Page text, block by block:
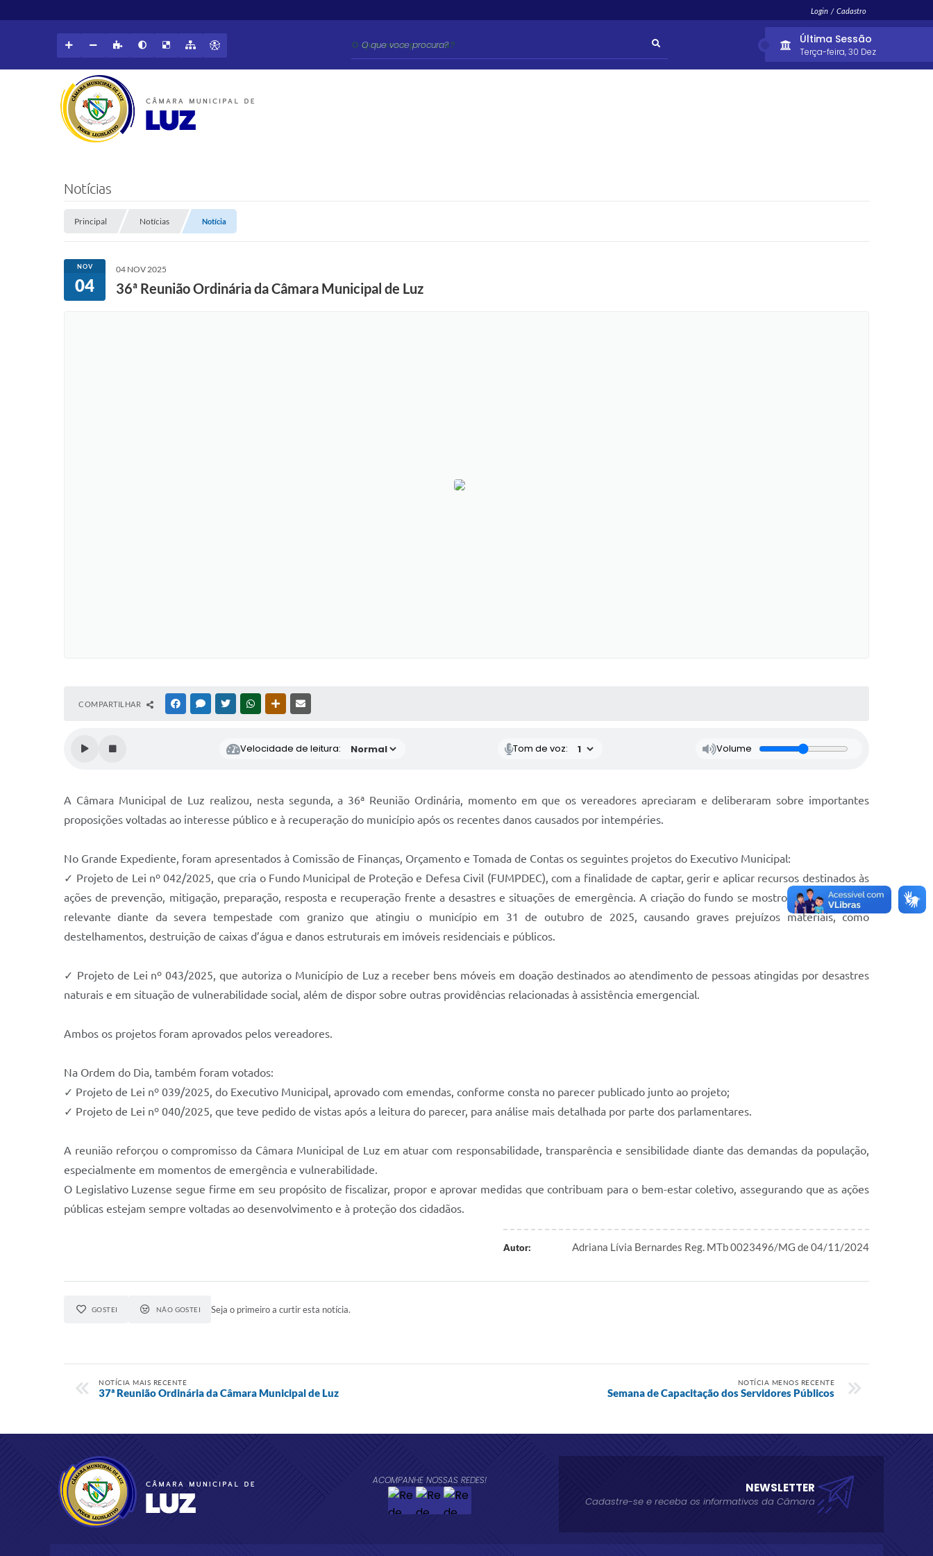
Login / Cadastro
O que voce procura? Última Sessão
Terça-feira 30 Dez
Notícias
Principal Notícias Notícia
NOV
04
04 NOV 2025
36ª Reunião Ordinária da Câmara Municipal de Luz
COMPARTILHAR FACEBOOKMESSENGER
TWITTERWHATSAPPOUTRAS MÍDIAS
Velocidade de leitura: Tom de voz: Volume
A Câmara Municipal de Luz realizou, nesta segunda, a 36ª Reunião Ordinária, momento em que os vereadores apreciaram e deliberaram sobre importantes
proposições voltadas ao interesse público e à recuperação do município após os recentes danos causados por intempéries.
No Grande Expediente, foram apresentados à Comissão de Finanças, Orçamento e Tomada de Contas os seguintes projetos do Executivo Municipal:
✓ Projeto de Lei nº 042/2025, que cria o Fundo Municipal de Proteção e Defesa Civil (FUMPDEC), com a finalidade de captar, gerir e aplicar recursos destinados às
ações de prevenção, mitigação, preparação, resposta e recuperação frente a desastres e situações de emergência. A criação do fundo se mostrou especialmente
relevante diante da severa tempestade com granizo que atingiu o município em 31 de outubro de 2025, causando graves prejuízos materiais, como
destelhamentos, destruição de caixas d’água e danos estruturais em imóveis residenciais e públicos.
✓ Projeto de Lei nº 043/2025, que autoriza o Município de Luz a receber bens móveis em doação destinados ao atendimento de pessoas atingidas por desastres
naturais e em situação de vulnerabilidade social, além de dispor sobre outras providências relacionadas à assistência emergencial.
Ambos os projetos foram aprovados pelos vereadores.
Na Ordem do Dia, também foram votados:
✓ Projeto de Lei nº 039/2025, do Executivo Municipal, aprovado com emendas, conforme consta no parecer publicado junto ao projeto;
✓ Projeto de Lei nº 040/2025, que teve pedido de vistas após a leitura do parecer, para análise mais detalhada por parte dos parlamentares.
A reunião reforçou o compromisso da Câmara Municipal de Luz em atuar com responsabilidade, transparência e sensibilidade diante das demandas da população,
especialmente em momentos de emergência e vulnerabilidade.
O Legislativo Luzense segue firme em seu propósito de fiscalizar, propor e aprovar medidas que contribuam para o bem-estar coletivo, assegurando que as ações
públicas estejam sempre voltadas ao desenvolvimento e à proteção dos cidadãos.
Autor: Adriana Lívia Bernardes Reg. MTb 0023496/MG de 04/11/2024
GOSTEI NÃO GOSTEI Seja o primeiro a curtir esta notícia.
NOTÍCIA MAIS RECENTE
37ª Reunião Ordinária da Câmara Municipal de Luz
NOTÍCIA MENOS RECENTE
Semana de Capacitação dos Servidores Públicos
ACOMPANHE NOSSAS REDES! NEWSLETTER
Cadastre-se e receba os informativos da Câmara